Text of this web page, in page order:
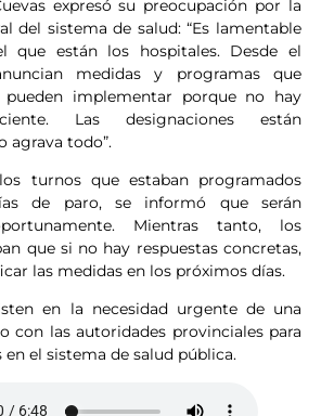
expresó su preocupación por la
del sistema de salud: “Es lamentable
que están los hospitales. Desde el
medidas y programas que
pueden implementar porque no hay
Las designaciones están
agrava todo”.
turnos que estaban programados
de paro, se informó que serán
Mientras tanto, los
que si no hay respuestas concretas,
las medidas en los próximos días.
en la necesidad urgente de una
con las autoridades provinciales para
en el sistema de salud pública.